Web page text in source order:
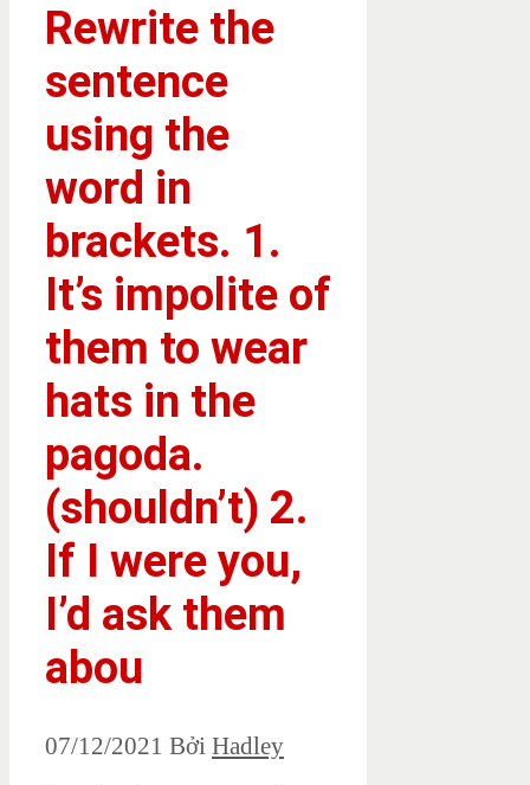
Rewrite the
sentence
using the
word in
brackets. 1.
It’s impolite of
them to wear
hats in the
pagoda.
(shouldn’t) 2.
If I were you,
I’d ask them
abou
07/12/2021 Bởi Hadley